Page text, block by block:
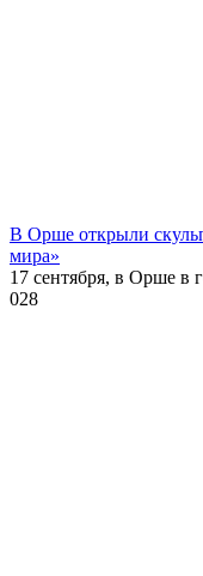
В Орше открыли
мира»
17 сентября, в Орше в
028